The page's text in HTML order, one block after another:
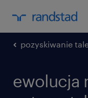
pozyskiwanie
ewolucja